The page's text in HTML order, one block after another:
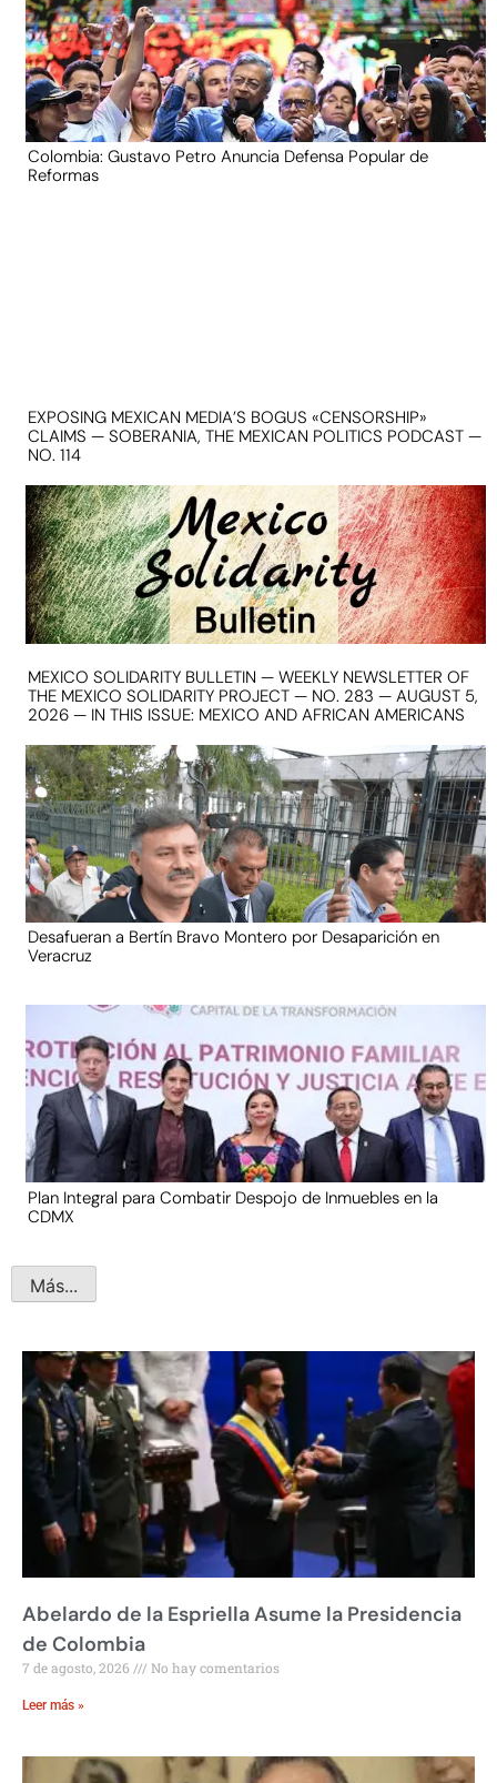
Colombia: Gustavo Petro Anuncia Defensa Popular de
Reformas
EXPOSING MEXICAN MEDIA’S BOGUS «CENSORSHIP»
CLAIMS — SOBERANIA, THE MEXICAN POLITICS PODCAST —
NO. 114
MEXICO SOLIDARITY BULLETIN — WEEKLY NEWSLETTER OF
THE MEXICO SOLIDARITY PROJECT — NO. 283 — AUGUST 5,
2026 — IN THIS ISSUE: MEXICO AND AFRICAN AMERICANS
Desafueran a Bertín Bravo Montero por Desaparición en
Veracruz
Plan Integral para Combatir Despojo de Inmuebles en la
CDMX
Más...
Abelardo de la Espriella Asume la Presidencia
de Colombia
7 de agosto, 2026 No hay comentarios
Leer más »